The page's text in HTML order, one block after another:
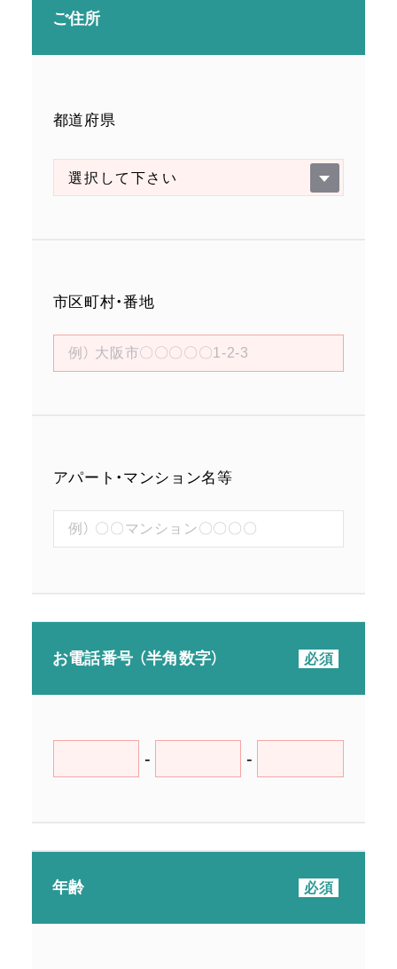
ご住所
都道府県
市区町村・番地
アパート・マンション名等
お電話番号 （半角数字）
- -
年齢